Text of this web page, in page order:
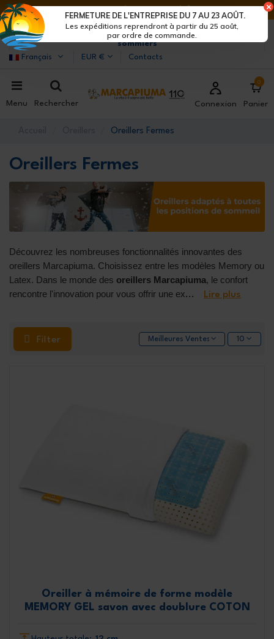
Marcapiuma| Fabricants de matelas, oreillers et
sommiers
Français
EUR € Contacts
Menu Rechercher Connexion
0
Panier
Oreillers Fermes
Oreillers Fermes
Découvrez les nombreuses fonctionnalités innovantes des
oreillers Marcapiuma. Choisissez entre les modèles Memory ou
Latex. Dans le monde des oreillers Marcapiuma, le confort
rencontre l'innovation pour vous offrir une ex... Lire plus
Filter Meilleures Ventes 10
Oreiller à mémoire de forme modèle
MEMORY GEL savon avec doublure COTON
Les expéditions reprendront à partir du 25 août,
par ordre de commande.
FERMETURE DE L'ENTREPRISE DU 7 AU 23 AOÛT.